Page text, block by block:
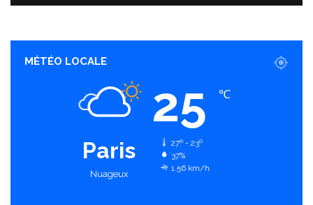
MÉTÉO LOCALE
Paris
Nuageux
25 ℃
27º - 23º
37%
1.56 km/h